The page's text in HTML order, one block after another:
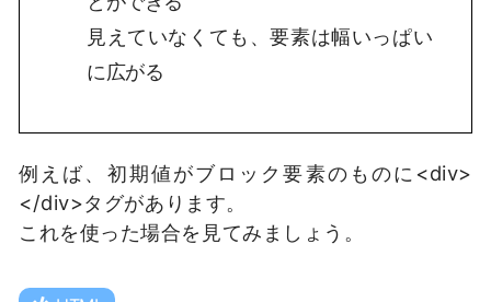
見えていなくても、要素は幅いっぱい
に広がる
例えば、初期値がブロック要素のものに<div>
</div>タグがあります。
これを使った場合を見てみましょう。